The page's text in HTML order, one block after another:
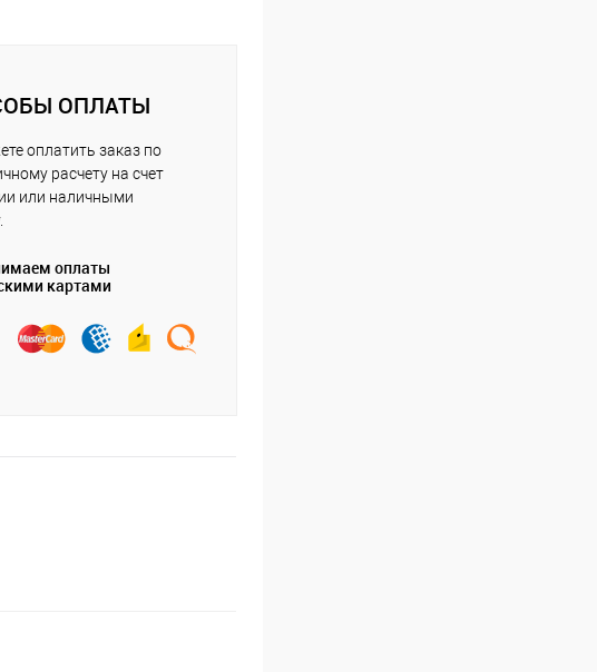
ОПЛАТЫ
оплатить заказ по
расчету на счет
или наличными
оплаты
картами